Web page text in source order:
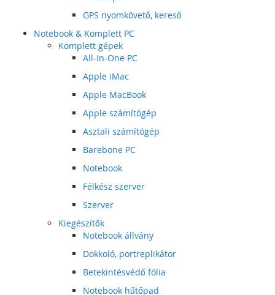
GPS nyomkövető, kereső
Notebook & Komplett PC
Komplett gépek
All-In-One PC
Apple iMac
Apple MacBook
Apple számítógép
Asztali számítógép
Barebone PC
Notebook
Félkész szerver
Szerver
Kiegészítők
Notebook állvány
Dokkoló, portreplikátor
Betekintésvédő fólia
Notebook hűtőpad